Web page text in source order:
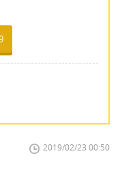
2019/02/23 00:50